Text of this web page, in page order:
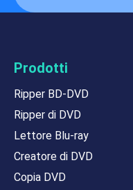
Prodotti
Ripper BD-DVD
Ripper di DVD
Lettore Blu-ray
Creatore di DVD
Copia DVD